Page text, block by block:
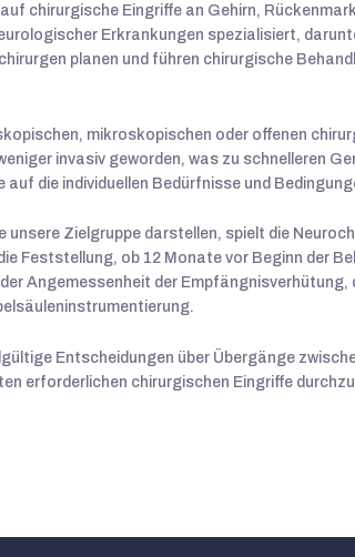
chirurgische Eingriffe an Gehirn,
Erkrankungen spezialisiert,
planen und führen chirurgische
mikroskopischen oder offenen
invasiv geworden, was zu schnelleren
die individuellen Bedürfnisse und
Zielgruppe darstellen, spielt die
Feststellung, ob 12 Monate vor Beginn der
Angemessenheit der
Entscheidungen über Übergänge
erforderlichen chirurgischen Eingriffe